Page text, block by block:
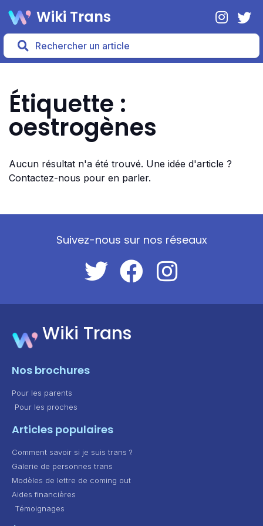
Wiki Trans
Étiquette :
oestrogènes
Aucun résultat n'a été trouvé. Une idée d'article ?
Contactez-nous pour en parler.
Suivez-nous sur nos réseaux
Wiki Trans
Nos brochures
Pour les parents
Pour les proches
Articles populaires
Comment savoir si je suis trans ?
Galerie de personnes trans
Modèles de lettre de coming out
Aides financières
Témoignages